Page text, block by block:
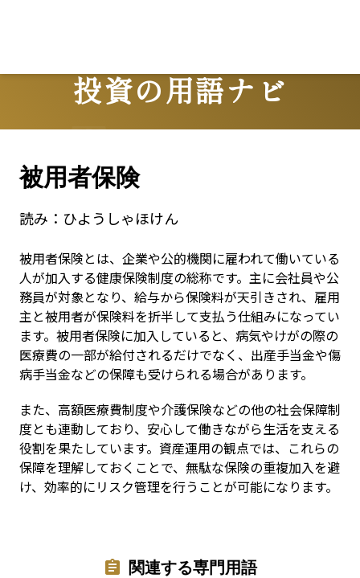
投資の用語ナビ
Terms
被用者保険
読み： ひようしゃほけん
被用者保険とは、企業や公的機関に雇われて働いている
人が加入する健康保険制度の総称です。主に会社員や公
務員が対象となり、給与から保険料が天引きされ、雇用
主と被用者が保険料を折半して支払う仕組みになってい
ます。被用者保険に加入していると、病気やけがの際の
医療費の一部が給付されるだけでなく、出産手当金や傷
病手当金などの保障も受けられる場合があります。
また、高額医療費制度や介護保険などの他の社会保障制
度とも連動しており、安心して働きながら生活を支える
役割を果たしています。資産運用の観点では、これらの
保障を理解しておくことで、無駄な保険の重複加入を避
け、効率的にリスク管理を行うことが可能になります。
関連する専門用語